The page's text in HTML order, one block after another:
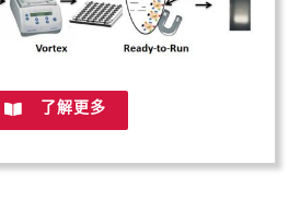
了解更多